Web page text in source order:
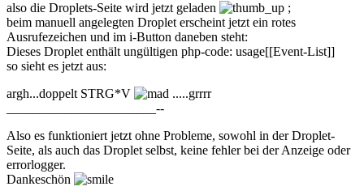
also die Droplets-Seite wird jetzt geladen
;
beim manuell angelegten Droplet erscheint jetzt ein rotes
Ausrufezeichen und im i-Button daneben steht:
Dieses Droplet enthält ungültigen php-code: usage[[Event-List]]
so sieht es jetzt aus:
argh...doppelt STRG*V
.....grrrr
_______________________--
Also es funktioniert jetzt ohne Probleme, sowohl in der Droplet-
Seite, als auch das Droplet selbst, keine fehler bei der Anzeige oder
errorlogger.
Dankeschön